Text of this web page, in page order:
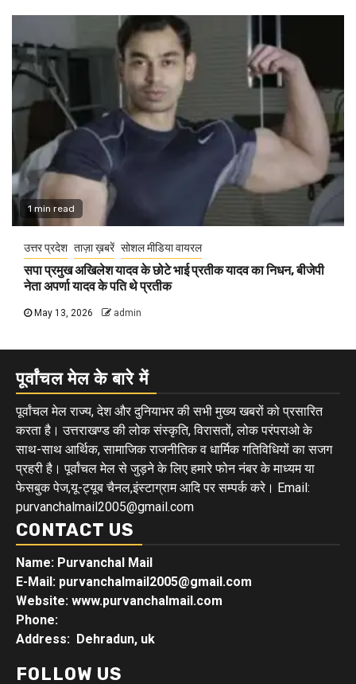
1 min read
उत्तर प्रदेश ताज़ा ख़बरें सोशल मीडिया वायरल
सपा प्रमुख अखिलेश यादव के छोटे भाई प्रतीक यादव का निधन, बीजेपी
नेता अपर्णा यादव के पति थे प्रतीक
May 13, 2026 admin
पूर्वांचल मेल के बारे में
पूर्वांचल मेल राज्य, देश और दुनियाभर की सभी मुख्य खबरों को प्रसारित
करता है। उत्तराखण्ड की लोक संस्कृति, विरासतों, लोक परंपराओ के
साथ-साथ आर्थिक, सामाजिक राजनीतिक व धार्मिक गतिविधियों का सजग
प्रहरी है। पूर्वांचल मेल से जुड़ने के लिए हमारे फोन नंबर के माध्यम या
फेसबुक पेज,यू-ट्यूब चैनल,इंस्टाग्राम आदि पर सम्पर्क करे। Email:
purvanchalmail2005@gmail.com
CONTACT US
Name: Purvanchal Mail
E-Mail: purvanchalmail2005@gmail.com
Website: www.purvanchalmail.com
Phone:
Address: Dehradun, uk
FOLLOW US